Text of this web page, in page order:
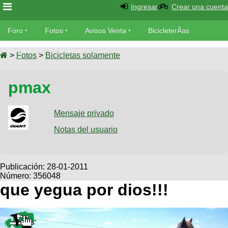
Foro
Foro
MecÃ¡nica
Fotos
SUBÃ
Galeria
Bicicletas
Viajes
Descenso
Dirt
Avisos
Ventas
SUBÃ
Buscar
Ultimos
Fotos
BicicleterÃ­
Bicicletas
Tandem
Videos
Cicloturismo
Ingresar Crear una cuenta
Foro Fotos Avisos Venta BicicleterÃ­as
Bicicletas Videos
> Fotos > Bicicletas solamente
pmax
Mensaje privado
Notas del usuario
Publicación: 28-01-2011
Número: 356048
que yegua por dios!!!